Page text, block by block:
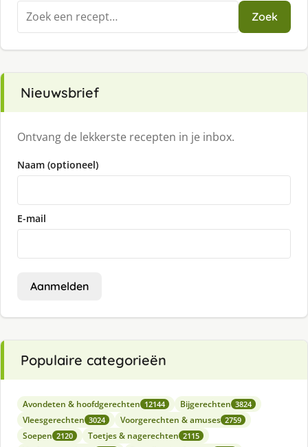
Zoeken
naar:
Zoek
Nieuwsbrief
Ontvang de lekkerste recepten in je inbox.
Naam (optioneel)
E-mail
Aanmelden
Populaire categorieën
Avondeten & hoofdgerechten 12144 Bijgerechten 3824
Vleesgerechten 3024 Voorgerechten & amuses 2759
Soepen 2120 Toetjes & nagerechten 2115